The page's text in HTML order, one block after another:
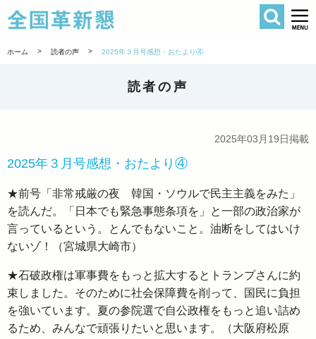
全国革新懇
検索
ホーム > 読者の声 > 2025年３月号感想・おたより④
読者の声
2025年03月19日掲載
2025年３月号感想・おたより④
★前号「非常戒厳の夜 韓国・ソウルで民主主義をみた」
を読んだ。「日本でも緊急事態条項を」と一部の政治家が
言っているという。とんでもないこと。油断をしてはいけ
ないゾ！（宮城県大崎市）
★石破政権は軍事費をもっと拡大するとトランプさんに約
束しました。そのために社会保障費を削って、国民に負担
を強いています。夏の参院選で自公政権をもっと追い詰め
るため、みんなで頑張りたいと思います。（大阪府松原